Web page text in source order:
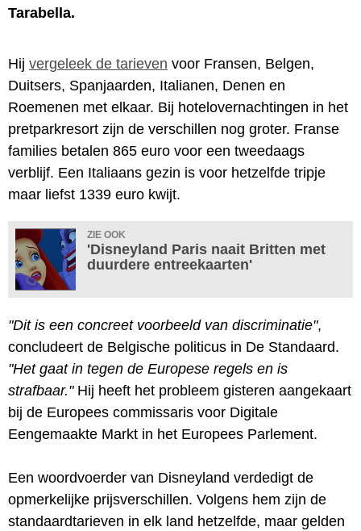
Tarabella.
Hij vergeleek de tarieven voor Fransen, Belgen,
Duitsers, Spanjaarden, Italianen, Denen en
Roemenen met elkaar. Bij hotelovernachtingen in het
pretparkresort zijn de verschillen nog groter. Franse
families betalen 865 euro voor een tweedaags
verblijf. Een Italiaans gezin is voor hetzelfde tripje
maar liefst 1339 euro kwijt.
ZIE OOK
'Disneyland Paris naait Britten met
duurdere entreekaarten'
"Dit is een concreet voorbeeld van discriminatie",
concludeert de Belgische politicus in De Standaard.
"Het gaat in tegen de Europese regels en is
strafbaar."Hij heeft het probleem gisteren aangekaart
bij de Europees commissaris voor Digitale
Eengemaakte Markt in het Europees Parlement.
Een woordvoerder van Disneyland verdedigt de
opmerkelijke prijsverschillen. Volgens hem zijn de
standaardtarieven in elk land hetzelfde, maar gelden